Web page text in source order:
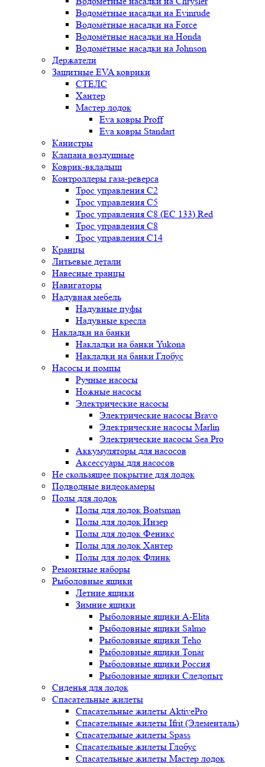
Водомётные насадки на Evinrude
Водомётные насадки на Force
Водомётные насадки на Honda
Водомётные насадки на Johnson
Держатели
Защитные EVA коврики
СТЕЛС
Хантер
Мастер лодок
Eva ковры Proff
Eva ковры Standart
Канистры
Клапана воздушные
Коврик-вкладыш
Контроллеры газа-реверса
Трос управления C2
Трос управления C5
Трос управления C8 (ЕС 133) Red
Трос управления C8
Трос управления C14
Кранцы
Литьевые детали
Навесные транцы
Навигаторы
Надувная мебель
Надувные пуфы
Надувные кресла
Накладки на банки
Накладки на банки Yukona
Накладки на банки Глобус
Насосы и помпы
Ручные насосы
Ножные насосы
Электрические насосы
Электрические насосы Bravo
Электрические насосы Marlin
Электрические насосы Sea Pro
Аккумуляторы для насосов
Аксессуары для насосов
Не скользящее покрытие для лодок
Подводные видеокамеры
Полы для лодок
Полы для лодок Boatsman
Полы для лодок Инзер
Полы для лодок Феникс
Полы для лодок Хантер
Полы для лодок Флинк
Ремонтные наборы
Рыболовные ящики
Летние ящики
Зимние ящики
Рыболовные ящики A-Elita
Рыболовные ящики Salmo
Рыболовные ящики Teho
Рыболовные ящики Tonar
Рыболовные ящики Россия
Рыболовные ящики Следопыт
Сиденья для лодок
Спасательные жилеты
Спасательные жилеты AktivePro
Спасательные жилеты Ifrit (Элементаль)
Спасательные жилеты Spass
Спасательные жилеты Глобус
Спасательные жилеты Мастер лодок